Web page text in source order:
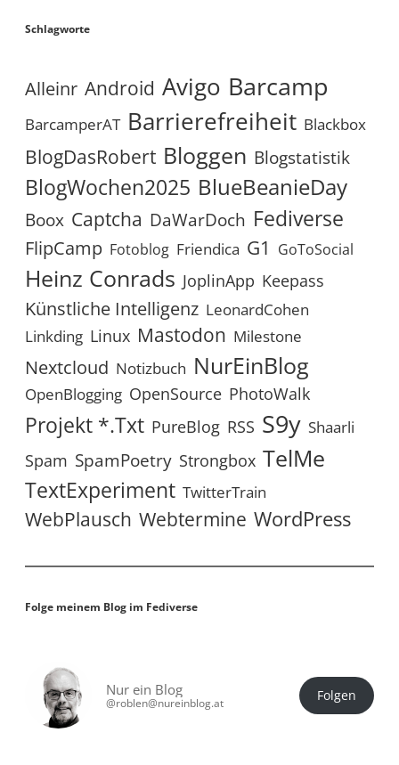
Schlagworte
Alleinr Android Avigo Barcamp
BarcamperAT Barrierefreiheit Blackbox
BlogDasRobert Bloggen Blogstatistik
BlogWochen2025 BlueBeanieDay
Boox Captcha DaWarDoch Fediverse
FlipCamp Fotoblog Friendica G1 GoToSocial
Heinz Conrads JoplinApp Keepass
Künstliche Intelligenz LeonardCohen
Linkding Linux Mastodon Milestone
Nextcloud Notizbuch NurEinBlog
OpenBlogging OpenSource PhotoWalk
Projekt *.txt PureBlog RSS S9y Shaarli
Spam SpamPoetry Strongbox TelMe
TextExperiment TwitterTrain
WebPlausch Webtermine WordPress
Folge meinem Blog im Fediverse
Nur ein Blog
@roblen@nureinblog.at Folgen